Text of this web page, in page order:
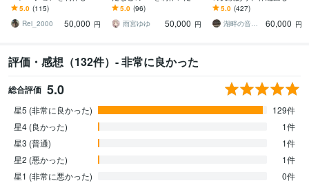
す MVやPR動画など、用
途に合わせて制作します
5.0 (115)
Rei_2000
50,000 円
ます 完全オリジナル動画
などご希望に沿って対応
可能です！
5.0 (96)
雨宮ゆゆ
50,000 円
す ピアノが特に得意で
す。ピアノアレンジはお
任せください。
5.0 (427)
湖畔の音工房
60,000 円
評価・感想（132件）- 非常に良かった
総合評価 5.0
星5 (非常に良かった)
129件
星4 (良かった)
1件
星3 (普通)
1件
星2 (悪かった)
1件
星1 (非常に悪かった)
0件